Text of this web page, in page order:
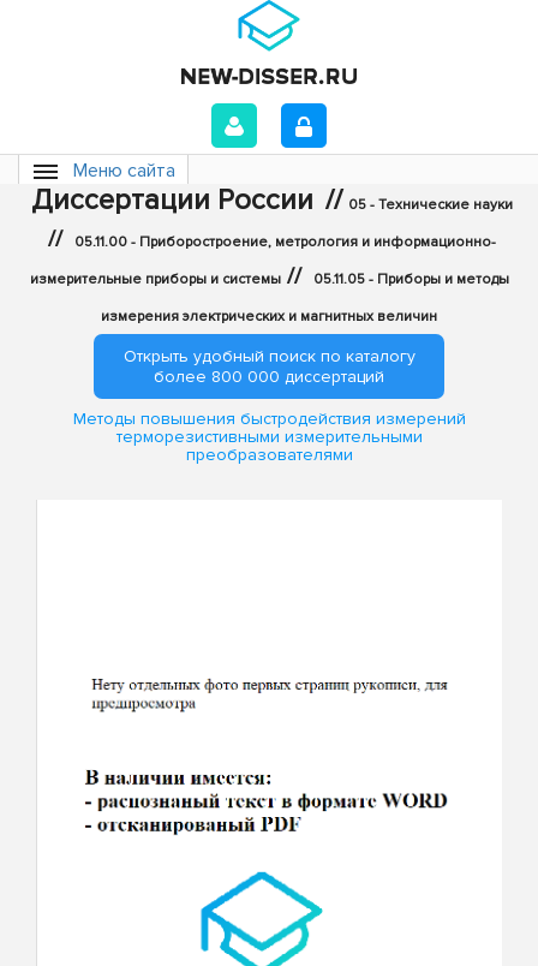
Меню сайта
Диссертации России // 05 - Технические науки
// 05.11.00 - Приборостроение, метрология и информационно-
измерительные приборы и системы // 05.11.05 - Приборы и методы
измерения электрических и магнитных величин
Открыть удобный поиск по каталогу
более 800 000 диссертаций
Методы повышения быстродействия измерений
терморезистивными измерительными
преобразователями